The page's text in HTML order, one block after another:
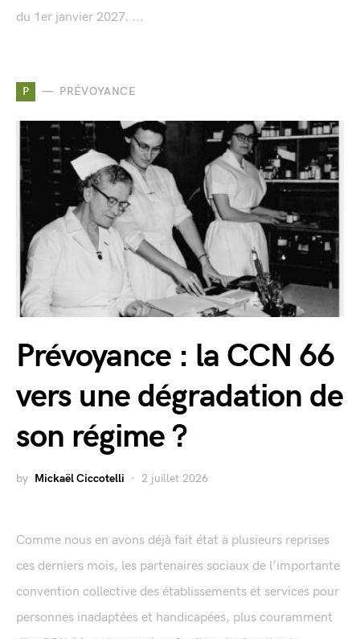
du 1er janvier 2027. ...
P PRÉVOYANCE
Prévoyance : la CCN 66
vers une dégradation de
son régime ?
by Mickaël Ciccotelli 2 juillet 2026
Comme nous en avons déjà fait état à plusieurs reprises
ces derniers mois, les partenaires sociaux de l’importante
convention collective des établissements et services pour
personnes inadaptées et handicapées, plus couramment